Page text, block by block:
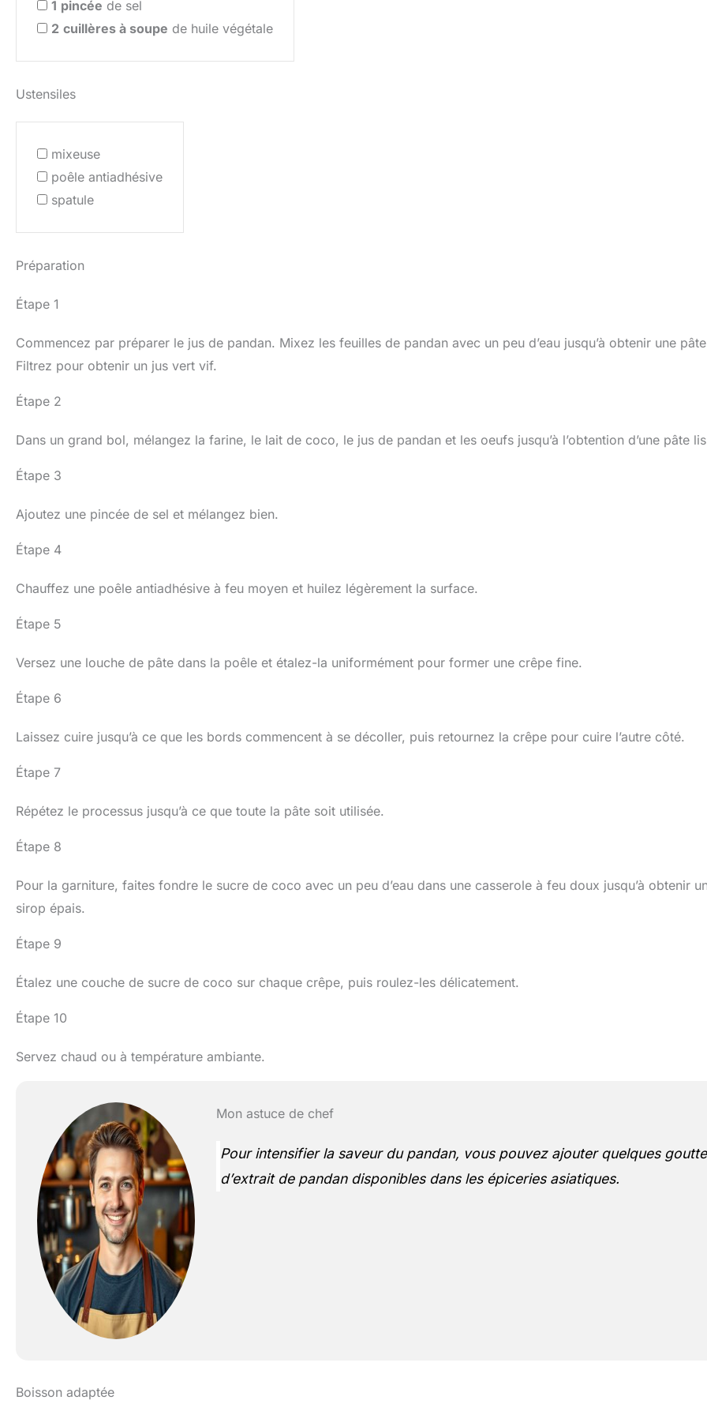
1 pincée de sel
2 cuillères à soupe de huile végétale
Ustensiles
mixeuse
poêle antiadhésive
spatule
Préparation
Étape 1
Commencez par préparer le jus de pandan. Mixez les feuilles de pandan avec un peu d’eau jusqu’à obtenir une
Filtrez pour obtenir un jus vert vif.
Étape 2
Dans un grand bol, mélangez la farine, le lait de coco, le jus de pandan et les oeufs jusqu’à l’obtention d’une pâte
Étape 3
Ajoutez une pincée de sel et mélangez bien.
Étape 4
Chauffez une poêle antiadhésive à feu moyen et huilez légèrement la surface.
Étape 5
Versez une louche de pâte dans la poêle et étalez-la uniformément pour former une crêpe fine.
Étape 6
Laissez cuire jusqu’à ce que les bords commencent à se décoller, puis retournez la crêpe pour cuire l’autre côté.
Étape 7
Répétez le processus jusqu’à ce que toute la pâte soit utilisée.
Étape 8
Pour la garniture, faites fondre le sucre de coco avec un peu d’eau dans une casserole à feu doux jusqu’à obtenir
sirop épais.
Étape 9
Étalez une couche de sucre de coco sur chaque crêpe, puis roulez-les délicatement.
Étape 10
Servez chaud ou à température ambiante.
Mon astuce de chef
Pour intensifier la saveur du pandan, vous pouvez ajouter quelques
d’extrait de pandan disponibles dans les épiceries asiatiques.
Boisson adaptée